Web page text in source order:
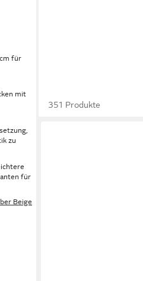
für
mit
zu
für
Beige
351 Produkte